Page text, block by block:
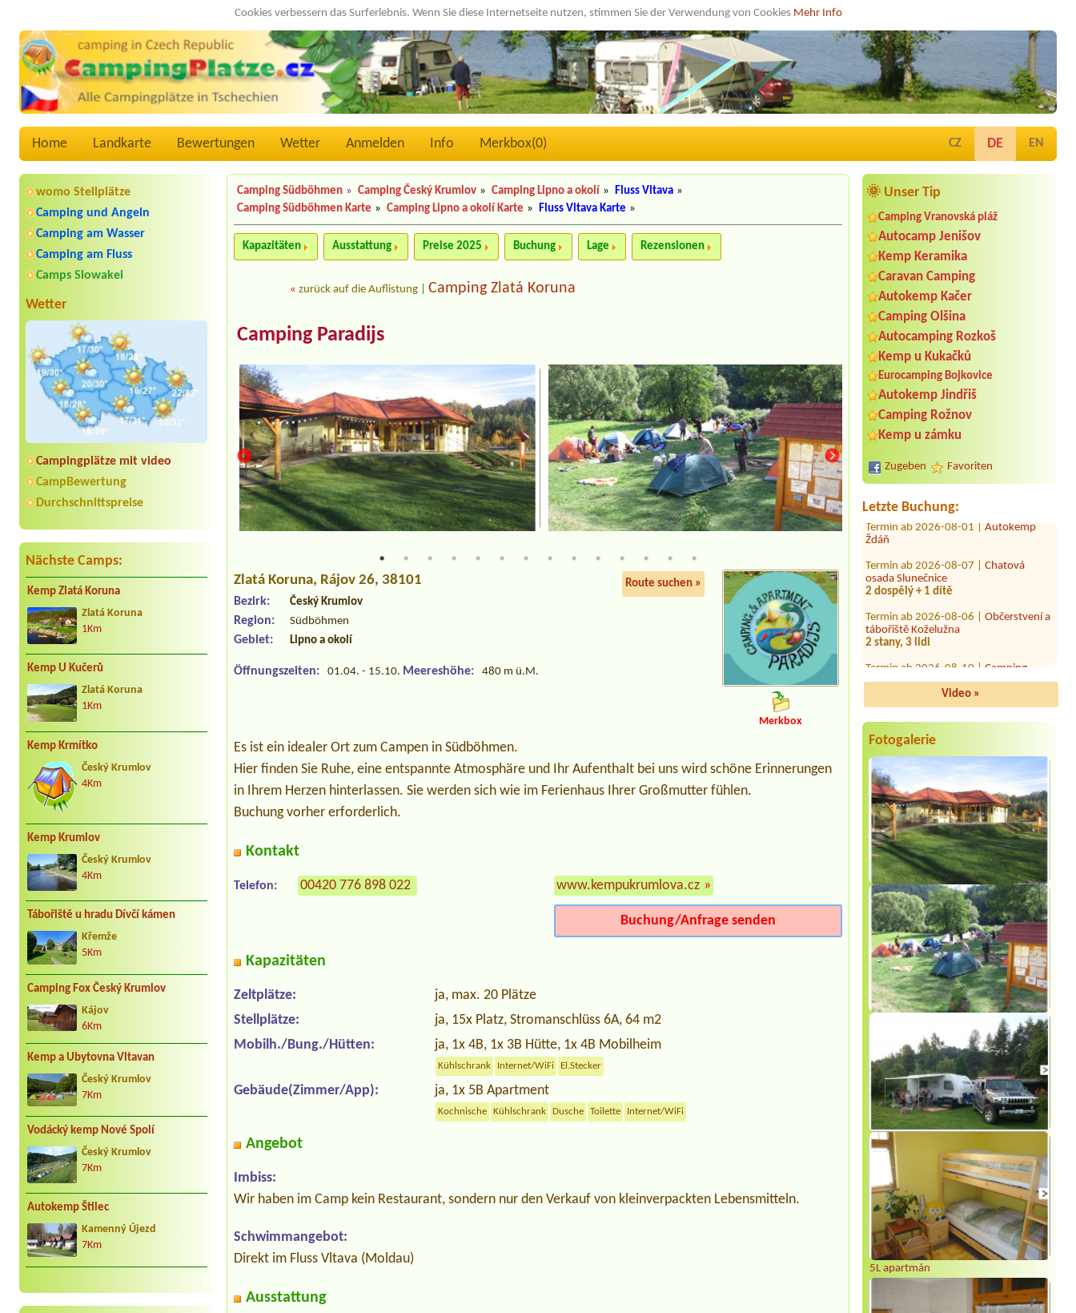
Cookies verbessern das Surferlebnis. Wenn Sie diese Internetseite nutzen, stimmen Sie der Verwendung von Cookies Mehr Info
Home Landkarte Bewertungen Wetter Anmelden Info Merkbox(0) CZ DE EN
womo Stellplätze
Camping und Angeln
Camping am Wasser
Camping am Fluss
Camps Slowakei
Wetter
Campingplätze mit video
CampBewertung
Durchschnittspreise
Nächste Camps:
Kemp Zlatá Koruna
Zlatá Koruna
1Km
Kemp U Kučerů
Zlatá Koruna
1Km
Kemp Krmítko
Český Krumlov
4Km
Kemp Krumlov
Český Krumlov
4Km
Tábořiště u hradu Dívčí kámen
Křemže
5Km
Camping Fox Český Krumlov
Kájov
6Km
Kemp a Ubytovna Vltavan
Český Krumlov
7Km
Vodácký kemp Nové Spolí
Český Krumlov
7Km
Autokemp Štilec
Kamenný Újezd
7Km
🌞 Unser Tip
Camping Vranovská pláž
Autocamp Jenišov
Kemp Keramika
Caravan Camping
Autokemp Kačer
Camping Olšina
Autocamping Rozkoš
Kemp u Kukačků
Eurocamping Bojkovice
Autokemp Jindřiš
Camping Rožnov
Kemp u zámku
Zugeben Favoriten
Letzte Buchung:
Termin ab 2026-08-15 |
Jezero
4L Bungalov 4 osoby
středisko Lučina
3 místa pro stany + 4 dospělí + 4 děti
Termin ab 2026-08-01 |
Termin ab 2026-08-07 |
2 dospělý + 1 dítě
Termin ab 2026-08-06 |
2 stany, 3 lidi
Termin ab 2026-08-10 |
1 x Stellplatz Wohnwagen ca. 6,5 m,
PKW, 3 Personen (1 Kind 14 Jahre)
Termin ab 2026-08-04 |Autocamp
Wilsonka na Dalešické přehradě
1 místo u vody, karavan,auto,2
osoby,el. přípojka
Termin ab 2026-08-04 | Camping
Olšina - Lipno
1 Stellplatz Wohnwagen, 1 PKW,
Strom
Termin ab 2026-08-10 |Autokemp
Červený Hrádek
chatka 2os+ 3 děti
Termin ab 2026-08-08 |Autokemp
Baron
1stan+2 osoby a 1 dítě
Video »
Fotogalerie
5L apartmán
Camping Südböhmen » Camping Český Krumlov » Camping Lipno a okolí » Fluss Vltava »
Camping Südböhmen Karte » Camping Lipno a okolí Karte » Fluss Vltava Karte »
Kapazitäten Ausstattung Preise 2025 Buchung Lage Rezensionen
«zurück auf die Auflistung |Camping Zlatá Koruna
Camping Paradijs
Zlatá Koruna, Rájov 26, 38101 Route suchen »
Bezirk: Český Krumlov
Region: Südböhmen
Gebiet: Lipno a okolí
Öffnungszeiten: 01.04. - 15.10. Meereshöhe: 480 m ü.M.
Merkbox
Es ist ein idealer Ort zum Campen in Südböhmen.
Hier finden Sie Ruhe, eine entspannte Atmosphäre und Ihr Aufenthalt bei uns wird schöne Erinnerungen
in Ihrem Herzen hinterlassen. Sie werden sich wie im Ferienhaus Ihrer Großmutter fühlen.
Buchung vorher erforderlich.
Kontakt
Telefon: 00420 776 898 022 www.kempukrumlova.cz »
Buchung/Anfrage senden
Kapazitäten
Zeltplätze:
ja, max. 20 Plätze
Stellplätze:
ja, 15x Platz, Stromanschlüss 6A, 64 m2
Mobilh./Bung./Hütten:
ja, 1x 4B, 1x 3B Hütte, 1x 4B Mobilheim
Kühlschrank Internet/WiFi El.Stecker
Gebäude(Zimmer/App): ja, 1x 5B Apartment
Kochnische Kühlschrank Dusche Toilette Internet/WiFi
Angebot
Imbiss:
Wir haben im Camp kein Restaurant, sondern nur den Verkauf von kleinverpackten Lebensmitteln.
Schwimmangebot:
Direkt im Fluss Vltava (Moldau)
Ausstattung